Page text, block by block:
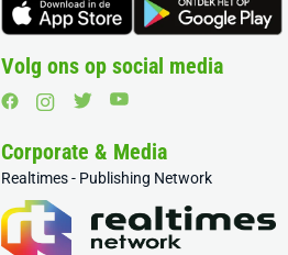
Volg ons op social media
Corporate & Media
Realtimes - Publishing Network